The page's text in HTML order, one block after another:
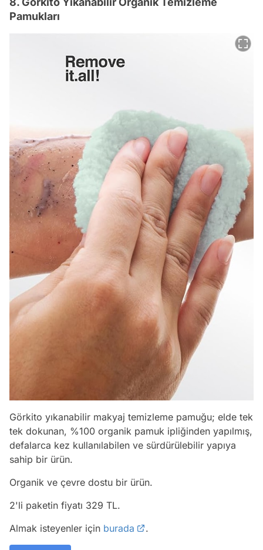
Pamukları
Görkito yıkanabilir makyaj temizleme pamuğu; elde tek
tek dokunan, %100 organik pamuk ipliğinden yapılmış,
defalarca kez kullanılabilen ve sürdürülebilir yapıya
sahip bir ürün.
Organik ve çevre dostu bir ürün.
2'li paketin fiyatı 329 TL.
Almak isteyenler için burada .